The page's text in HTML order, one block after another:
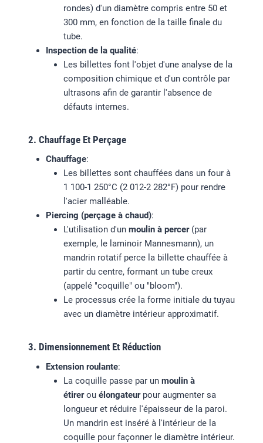
rondes) d'un diamètre compris entre 50 et
300 mm, en fonction de la taille finale du
tube.
Inspection de la qualité:
Les billettes font l'objet d'une analyse de la
composition chimique et d'un contrôle par
ultrasons afin de garantir l'absence de
défauts internes.
2. Chauffage Et Perçage
Chauffage:
Les billettes sont chauffées dans un four à
1 100-1 250°C (2 012-2 282°F) pour rendre
l'acier malléable.
Piercing (perçage à chaud):
L'utilisation d'un moulin à percer(par
exemple, le laminoir Mannesmann), un
mandrin rotatif perce la billette chauffée à
partir du centre, formant un tube creux
(appelé "coquille" ou "bloom").
Le processus crée la forme initiale du tuyau
avec un diamètre intérieur approximatif.
3. Dimensionnement Et Réduction
Extension roulante:
La coquille passe par un moulin à
étirerou élongateurpour augmenter sa
longueur et réduire l'épaisseur de la paroi.
Un mandrin est inséré à l'intérieur de la
coquille pour façonner le diamètre intérieur.